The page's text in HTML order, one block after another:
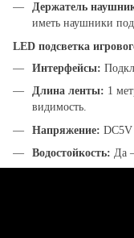
Держатель
иметь наушники
LED подсветка
Интерфейсы:
Длина ленты: 1
видимость.
Напряжение: DC5V
Водостойкость: Да